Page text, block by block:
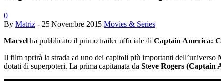
0
By Matriz - 25 Novembre 2015 Movies & Series
Marvel ha pubblicato il primo trailer ufficiale di Captain America:
Il film aprirà la strada ad uno dei capitoli più importanti dell’universo
dotati di superpoteri. La prima capitanata da Steve Rogers (Captain